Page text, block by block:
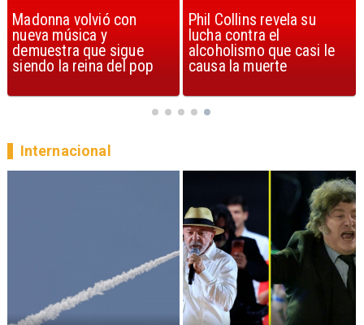
Phil Collins revela su
lucha contra el
alcoholismo que casi le
causa la muerte
U2 lanza nuevo sencillo
con estribillo en español:
Streets of Dreams
Internacional